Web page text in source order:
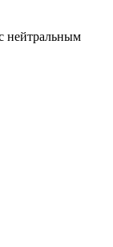
нейтральным